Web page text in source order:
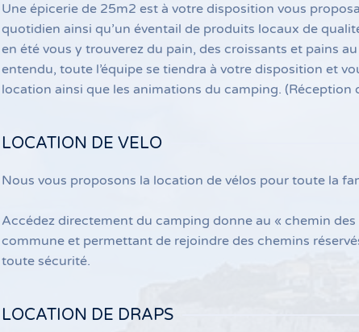
Une épicerie de 25m2 est à votre disposition vous
quotidien ainsi qu’un éventail de produits locaux de
en été vous y trouverez du pain, des croissants et pains
entendu, toute l’équipe se tiendra à votre disposition et
location ainsi que les animations du camping.
LOCATION DE VELO
Nous vous proposons la location de vélos pour toute la
Accédez directement du camping donne au « chemin
commune et permettant de rejoindre des chemins
toute sécurité.
LOCATION DE DRAPS